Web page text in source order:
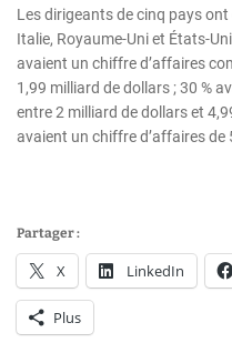
Les dirigeants de cinq pays
Italie, Royaume-Uni et États-
avaient un chiffre d’affaires
1,99 milliard de dollars ; 30 %
entre 2 milliard de dollars et
avaient un chiffre d’affaires de
Partager :
X LinkedIn
Plus